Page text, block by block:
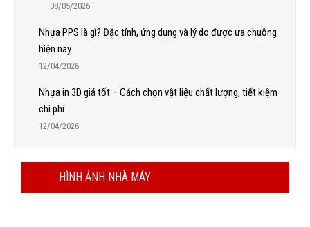
08/05/2026
Nhựa PPS là gì? Đặc tính, ứng dụng và lý do được ưa chuộng
hiện nay
12/04/2026
Nhựa in 3D giá tốt – Cách chọn vật liệu chất lượng, tiết kiệm
chi phí
12/04/2026
HÌNH ẢNH NHÀ MÁY